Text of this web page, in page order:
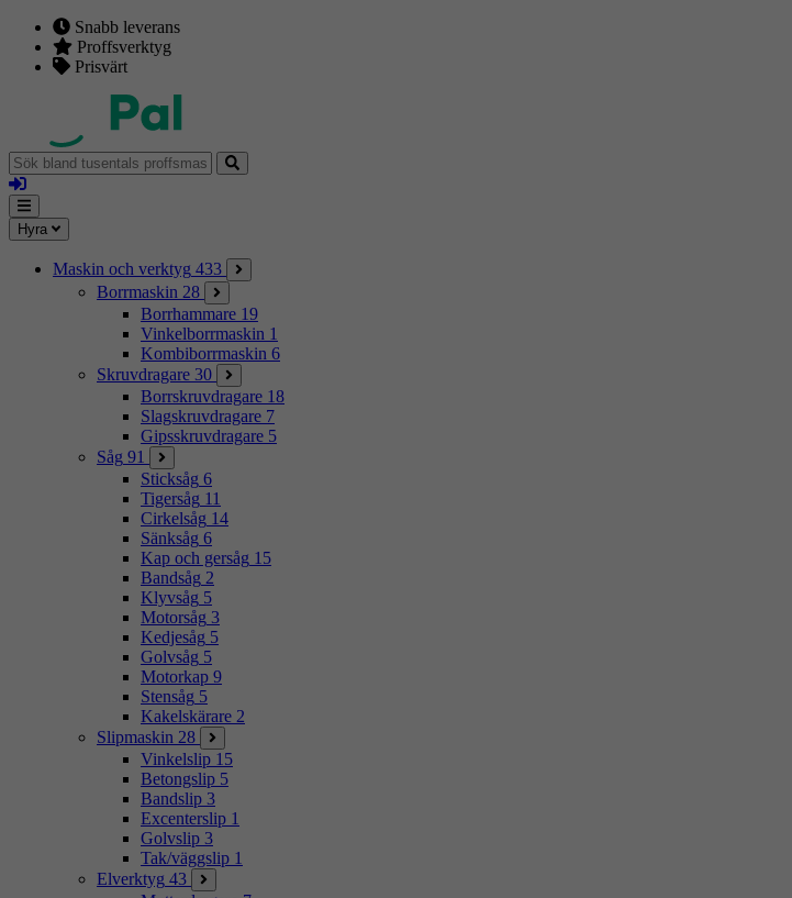
Snabb leverans
Proffsverktyg
Prisvärt
Sök
bland
tusentals
proffsmaskiner
Logga
in
Mina
sidor
Meny
Hyra
Maskin och verktyg 433
Borrmaskin 28
Borrhammare 19
Vinkelborrmaskin 1
Kombiborrmaskin 6
Skruvdragare 30
Borrskruvdragare 18
Slagskruvdragare 7
Gipsskruvdragare 5
Såg 91
Sticksåg 6
Tigersåg 11
Cirkelsåg 14
Sänksåg 6
Kap och gersåg 15
Bandsåg 2
Klyvsåg 5
Motorsåg 3
Kedjesåg 5
Golvsåg 5
Motorkap 9
Stensåg 5
Kakelskärare 2
Slipmaskin 28
Vinkelslip 15
Betongslip 5
Bandslip 3
Excenterslip 1
Golvslip 3
Tak/väggslip 1
Elverktyg 43